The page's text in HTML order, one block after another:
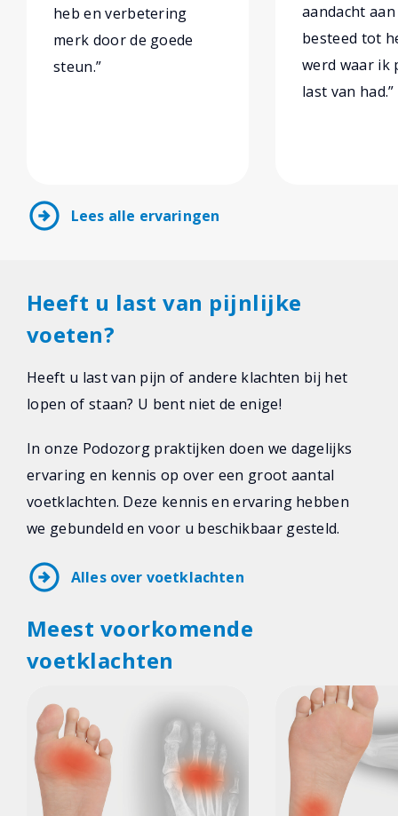
heb en verbetering
merk door de goede
steun.”
aandacht
besteed tot
werd waar ik
last van had.”
arrow_circle_right Lees alle ervaringen
Heeft u last van pijnlijke
voeten?
Heeft u last van pijn of andere klachten bij het
lopen of staan? U bent niet de enige!
In onze Podozorg praktijken doen we dagelijks
ervaring en kennis op over een groot aantal
voetklachten. Deze kennis en ervaring hebben
we gebundeld en voor u beschikbaar gesteld.
arrow_circle_right Alles over voetklachten
Meest voorkomende
voetklachten